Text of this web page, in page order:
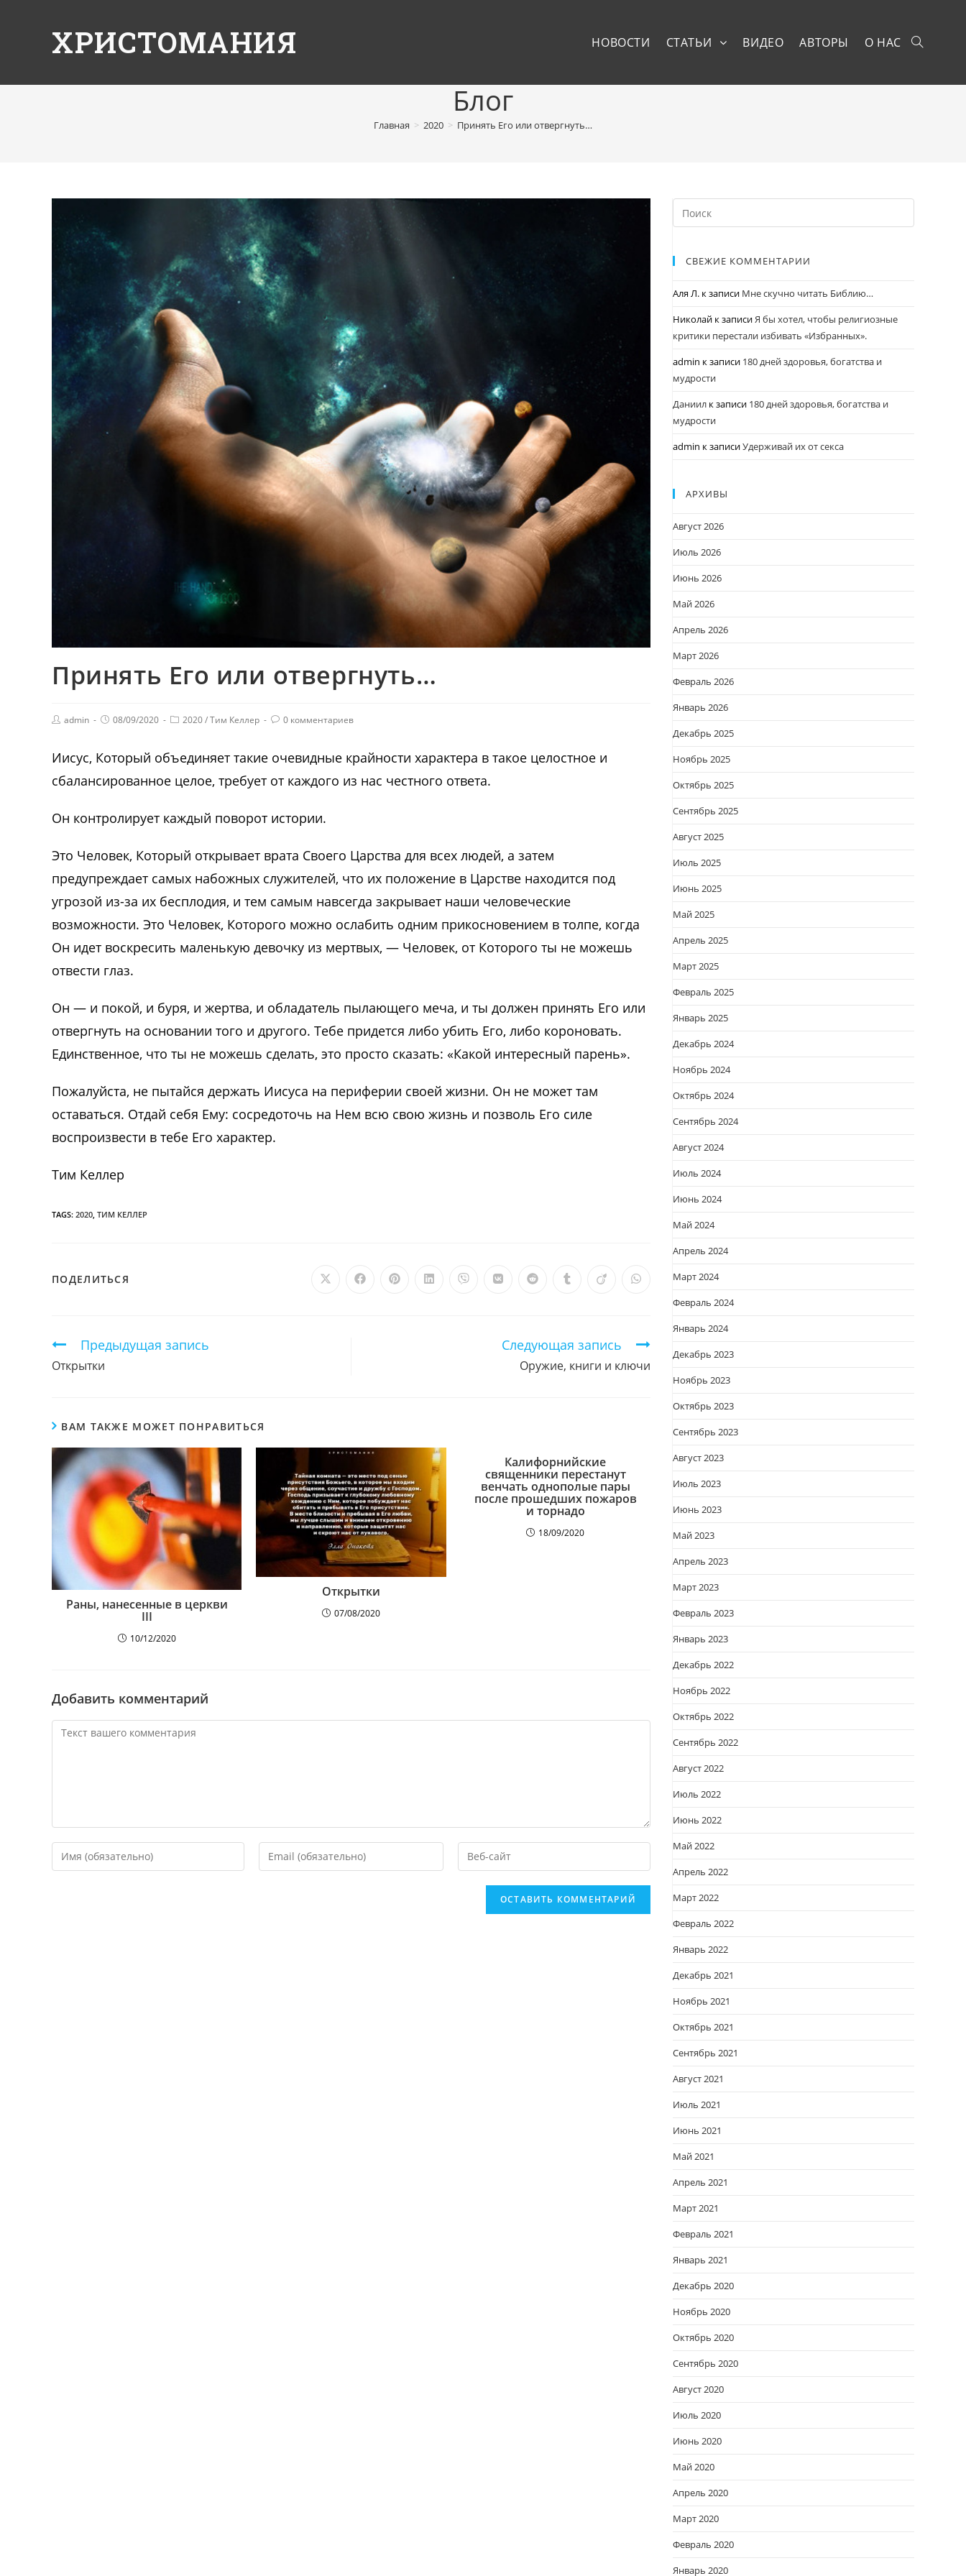
ХРИСТОМАНИЯ НОВОСТИ СТАТЬИ ВИДЕО АВТОРЫ О НАС
Блог
Главная > 2020 > Принять Его или отвергнуть…
Принять Его или отвергнуть…
admin 08/09/2020 2020/Тим Келлер 0 комментариев
Иисус, Который объединяет такие очевидные крайности характера в такое целостное и
сбалансированное целое, требует от каждого из нас честного ответа.
Он контролирует каждый поворот истории.
Это Человек, Который открывает врата Своего Царства для всех людей, а затем
предупреждает самых набожных служителей, что их положение в Царстве находится под
угрозой из-за их бесплодия, и тем самым навсегда закрывает наши человеческие
возможности. Это Человек, Которого можно ослабить одним прикосновением в толпе, когда
Он идет воскресить маленькую девочку из мертвых, — Человек, от Которого ты не можешь
отвести глаз.
Он — и покой, и буря, и жертва, и обладатель пылающего меча, и ты должен принять Его или
отвергнуть на основании того и другого. Тебе придется либо убить Его, либо короновать.
Единственное, что ты не можешь сделать, это просто сказать: «Какой интересный парень».
Пожалуйста, не пытайся держать Иисуса на периферии своей жизни. Он не может там
оставаться. Отдай себя Ему: сосредоточь на Нем всю свою жизнь и позволь Его силе
воспроизвести в тебе Его характер.
Тим Келлер
TAGS: 2020 ТИМ КЕЛЛЕР
ПОДЕЛИТЬСЯ Открывается
Открывается
Открывается
Открывается
Открывается
Открывается
Открывается
Открывается
Открывается
Открывается
новом
Продолжить
чтение
Предыдущая запись
Открытки
Следующая запись
Оружие, книги и ключи
ВАМ ТАКЖЕ МОЖЕТ ПОНРАВИТЬСЯ
Раны, нанесенные в церкви
III
10/12/2020
Открытки
07/08/2020
Калифорнийские
священники перестанут
венчать однополые пары
после прошедших пожаров
и торнадо
18/09/2020
Добавить комментарий
СВЕЖИЕ КОММЕНТАРИИ
Аля Л. к записи Мне скучно читать Библию…
Николай к записиЯ бы хотел, чтобы религиозные
критики перестали избивать «Избранных».
admin к записи 180 дней здоровья, богатства и
мудрости
Даниил к записи 180 дней здоровья, богатства и
мудрости
admin к записиУдерживай их от секса
АРХИВЫ
Август 2026
Июль 2026
Июнь 2026
Май 2026
Апрель 2026
Март 2026
Февраль 2026
Январь 2026
Декабрь 2025
Ноябрь 2025
Октябрь 2025
Сентябрь 2025
Август 2025
Июль 2025
Июнь 2025
Май 2025
Апрель 2025
Март 2025
Февраль 2025
Январь 2025
Декабрь 2024
Ноябрь 2024
Октябрь 2024
Сентябрь 2024
Август 2024
Июль 2024
Июнь 2024
Май 2024
Апрель 2024
Март 2024
Февраль 2024
Январь 2024
Декабрь 2023
Ноябрь 2023
Октябрь 2023
Сентябрь 2023
Август 2023
Июль 2023
Июнь 2023
Май 2023
Апрель 2023
Март 2023
Февраль 2023
Январь 2023
Декабрь 2022
Ноябрь 2022
Октябрь 2022
Сентябрь 2022
Август 2022
Июль 2022
Июнь 2022
Май 2022
Апрель 2022
Март 2022
Февраль 2022
Январь 2022
Декабрь 2021
Ноябрь 2021
Октябрь 2021
Сентябрь 2021
Август 2021
Июль 2021
Июнь 2021
Май 2021
Апрель 2021
Март 2021
Февраль 2021
Январь 2021
Декабрь 2020
Ноябрь 2020
Октябрь 2020
Сентябрь 2020
Август 2020
Июль 2020
Июнь 2020
Май 2020
Апрель 2020
Март 2020
Февраль 2020
Январь 2020